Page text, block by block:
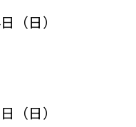
（日）
（日）